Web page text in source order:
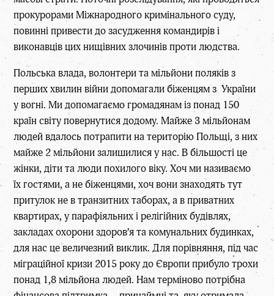
прокурорами Міжнародного кримінального суду,
повинні привести до засудження командирів і
виконавців цих нищівних злочинів проти людства.
Польська влада, волонтери та мільйони поляків з
перших хвилин війни допомагали біженцям з України
у вогні. Ми допомагаємо громадянам із понад 150
країн світу повернутися додому. Майже 3 мільйонам
людей вдалось потрапити на територію Польщі, з них
майже 2 мільйони залишилися у нас. В більшості це
жінки, діти та люди похилого віку. Хоч ми називаємо
їх гостями, а не біженцями, хоч вони знаходять тут
притулок не в транзитних таборах, а в приватних
квартирах, у парафіяльних і релігійних будівлях,
закладах охорони здоров’я та комунальних будинках,
для нас це величезний виклик. Для порівняння, під час
міграційної кризи 2015 року до Європи прибуло трохи
понад 1,8 мільйона людей. Нам терміново потрібна